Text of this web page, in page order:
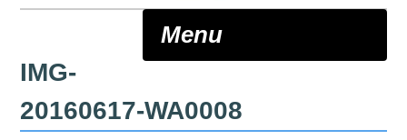
Menu
ANV
IMG-
20160617-WA0008